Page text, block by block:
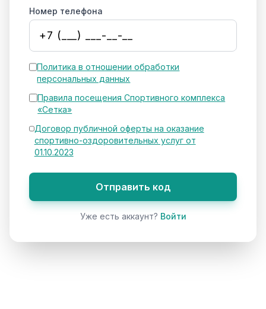
Номер телефона
Политика в отношении обработки
персональных данных
Правила посещения Спортивного комплекса
«Сетка»
Договор публичной оферты на оказание
спортивно-оздоровительных услуг от
01.10.2023
Отправить код
Уже есть аккаунт? Войти